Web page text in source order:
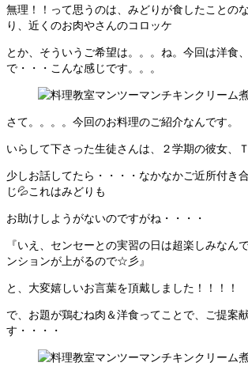
無理！！って思うのは、みどりが食したことの
り、近くのお肉やさんのコロッケ
とか、そういうご希望は。。。ね。今回は洋食
で・・・こんな感じです。。。
さて。。。。今回のお料理のご紹介なんです。
いらして下さった生徒さんは、２学期の彼女、Ｔ
少しお話してたら・・・・なかなかご近所付き
じ💦これはみどりも
お助けしようがないのですがね・・・・
『いえ、センセーとの実習の日は超楽しみなん
ンションが上がるので☆彡』
と、大変嬉しいお言葉を頂戴しました！！！！
で、お題が鶏むね肉＆洋食ってことで、ご提案
す・・・・